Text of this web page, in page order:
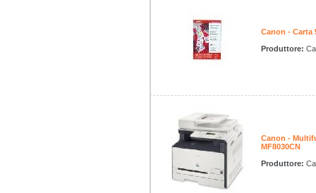
Canon - Carta
Produttore:
Canon -
MF8030CN
Produttore: